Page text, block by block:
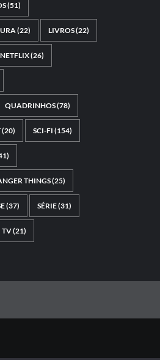
(51)
(22) LIVROS(22)
NETFLIX(26)
QUADRINHOS(78)
(20) SCI-FI (154)
THINGS(25)
(37) SÉRIE(31)
TV(21)